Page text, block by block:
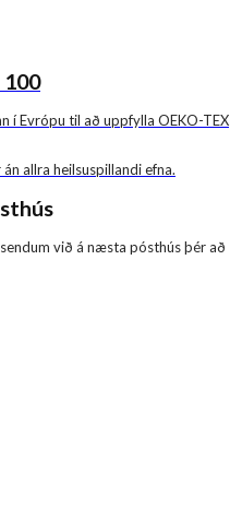
í Evrópu til að uppfylla OEKO-TEX
allra heilsuspillandi efna.
við á næsta pósthús þér að